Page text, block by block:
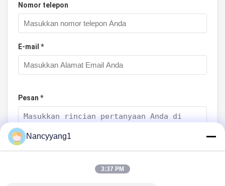
Nomor telepon
E-mail *
Pesan *
Nancyyang1
3:37 PM